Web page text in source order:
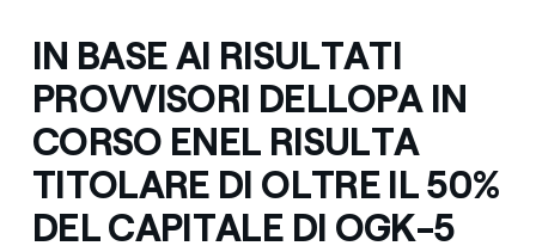
IN BASE AI RISULTATI
PROVVISORI DELLOPA IN
CORSO ENEL RISULTA
TITOLARE DI OLTRE IL 50%
DEL CAPITALE DI OGK-5